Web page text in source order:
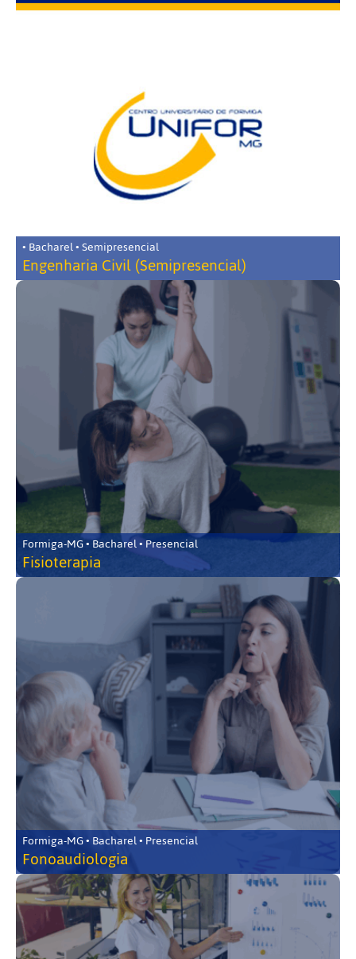
• Bacharel • Semipresencial
Engenharia Civil (Semipresencial)
Formiga-MG • Bacharel • Presencial
Fisioterapia
Formiga-MG • Bacharel • Presencial
Fonoaudiologia